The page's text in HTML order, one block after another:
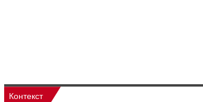
Контекст